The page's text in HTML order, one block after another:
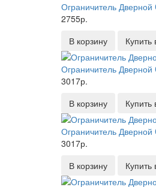
Ограничитель
2755р.
В корзину
Купить
Ограничитель
3017р.
В корзину
Купить
Ограничитель
3017р.
В корзину
Купить